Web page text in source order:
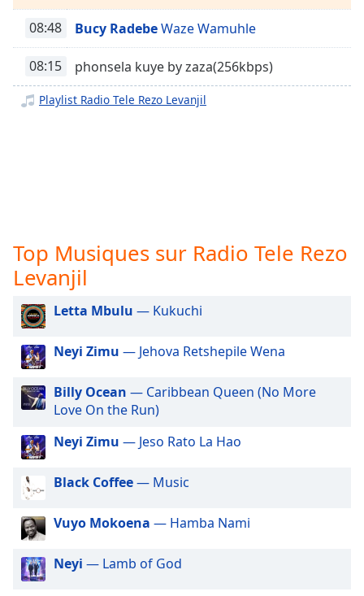
descriptions
off ,
Subtitles
selected
Track
in-
Picture
This
modal
dialog
window.
Escape
08:48 Bucy RadebeWaze Wamuhle
08:15 phonsela kuye by zaza(256kbps)
Playlist Radio Tele Rezo Levanjil
Top Musiques sur Radio Tele Rezo
Levanjil
Letta Mbulu — Kukuchi
Neyi Zimu — Jehova Retshepile Wena
Billy Ocean — Caribbean Queen (No More
Love On the Run)
Neyi Zimu — Jeso Rato La Hao
Black Coffee— Music
Vuyo Mokoena — Hamba Nami
Neyi — Lamb of God